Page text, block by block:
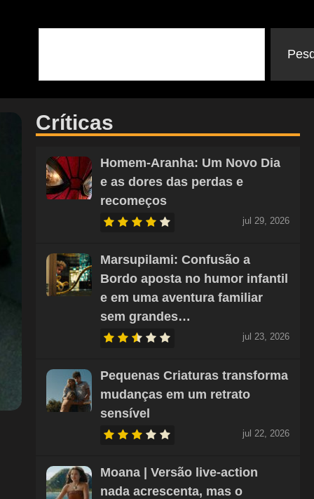
Críticas
Homem-Aranha: Um Novo Dia
e as dores das perdas e
recomeços
jul 29, 2026
Marsupilami: Confusão a
Bordo aposta no humor infantil
e em uma aventura familiar
sem grandes…
jul 23, 2026
Pequenas Criaturas transforma
mudanças em um retrato
sensível
jul 22, 2026
Moana | Versão live-action
nada acrescenta, mas o